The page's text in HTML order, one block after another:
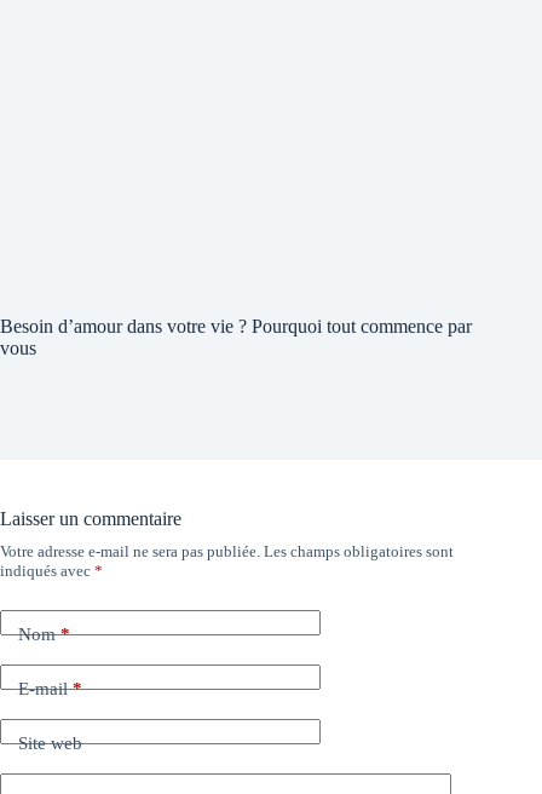
Besoin d’amour dans votre vie ? Pourquoi tout commence par
vous
Laisser un commentaire
Votre adresse e-mail ne sera pas publiée. Les champs obligatoires sont
indiqués avec *
Nom*
E-mail*
Site web